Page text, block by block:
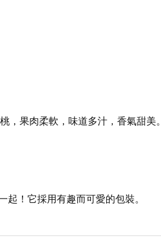
，果肉柔軟，味道多汁，香氣甜美。
起！它採用有趣而可愛的包裝。